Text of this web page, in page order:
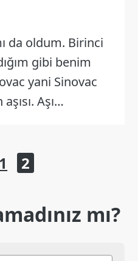
da oldum. Birinci
gibi benim
yani Sinovac
Aşı…
1 2
mı?